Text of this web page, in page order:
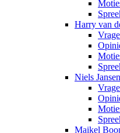
Harry van
Niels Jansen
Maikel